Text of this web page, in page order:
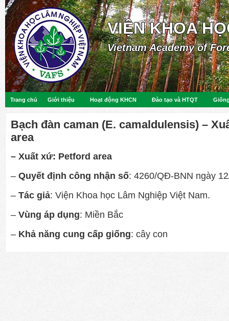
VIỆN KHOA
Vietnam Academy of
Trang chủ Giới thiệu Hoạt động KHCN Đào tạo và HTQT
Bạch đàn caman (E. camaldulensis) –
area
– Xuất xứ: Petford area
– Quyết định công nhận số: 4260/QĐ-BNN ngày
– Tác giả: Viện Khoa học Lâm Nghiệp Việt Nam.
– Vùng áp dụng: Miền Bắc
– Khả năng cung cấp giống: cây con